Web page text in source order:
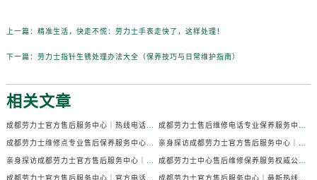
上一篇： 精准生活，快走不慌：劳力士手表走快了，这样处理！
下一篇： 劳力士指针生锈处理办法大全（保养技巧与日常维护指南）
相关文章